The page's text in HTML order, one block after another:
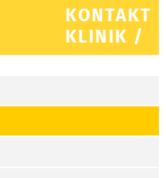
KONTAKT
KLINIK /